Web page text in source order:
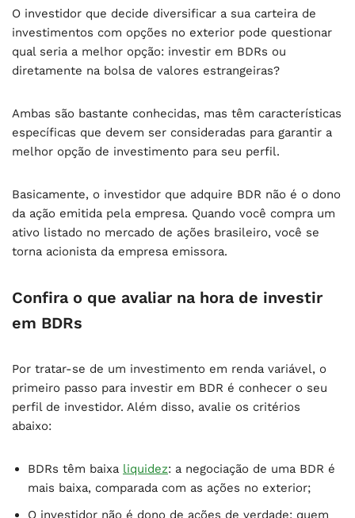
O investidor que decide diversificar a sua carteira de
investimentos com opções no exterior pode questionar
qual seria a melhor opção: investir em BDRs ou
diretamente na bolsa de valores estrangeiras?
Ambas são bastante conhecidas, mas têm características
específicas que devem ser consideradas para garantir a
melhor opção de investimento para seu perfil.
Basicamente, o investidor que adquire BDR não é o dono
da ação emitida pela empresa. Quando você compra um
ativo listado no mercado de ações brasileiro, você se
torna acionista da empresa emissora.
Confira o que avaliar na hora de investir
em BDRs
Por tratar-se de um investimento em renda variável, o
primeiro passo para investir em BDR é conhecer o seu
perfil de investidor. Além disso, avalie os critérios
abaixo:
BDRs têm baixa liquidez: a negociação de uma BDR é
mais baixa, comparada com as ações no exterior;
O investidor não é dono de ações de verdade: quem